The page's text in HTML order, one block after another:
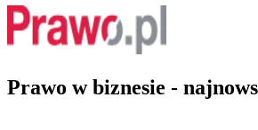
Prawo w biznesie -